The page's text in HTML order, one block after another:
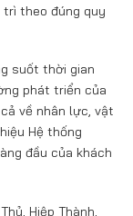
trì theo đúng quy
suốt thời gian
phát triển của
về nhân lực, vật
Hệ thống
đầu của khách
Hiệp Thành,